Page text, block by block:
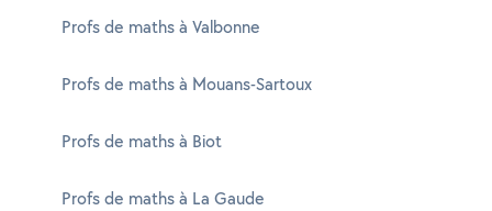
Profs de maths à Valbonne
Profs de maths à Mouans-Sartoux
Profs de maths à Biot
Profs de maths à La Gaude